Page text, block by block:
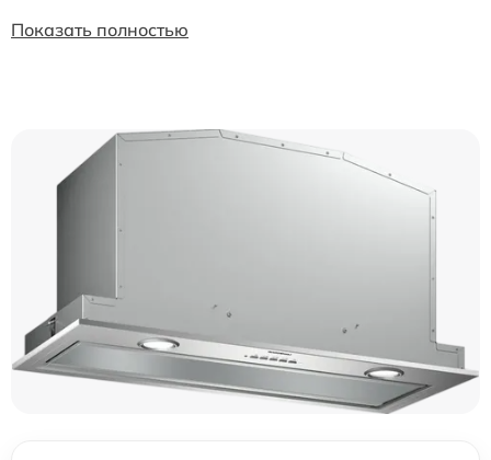
Показать полностью